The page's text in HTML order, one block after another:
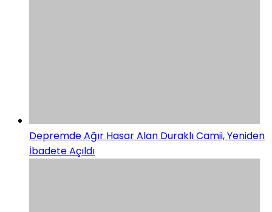
Depremde Ağır Hasar Alan Duraklı Camii, Yeniden
İbadete Açıldı